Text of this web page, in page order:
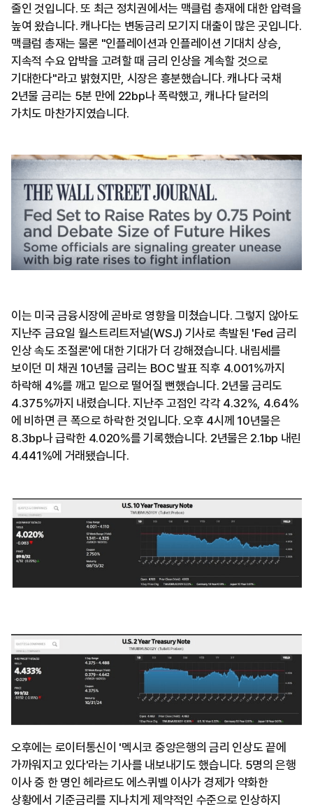
줄인 것입니다. 또 최근 정치권에서는 맥클럼 총재에 대한 압력을
높여 왔습니다. 캐나다는 변동금리 모기지 대출이 많은 곳입니다.
맥클럼 총재는 물론 "인플레이션과 인플레이션 기대치 상승,
지속적 수요 압박을 고려할 때 금리 인상을 계속할 것으로
기대한다"라고 밝혔지만, 시장은 흥분했습니다. 캐나다 국채
2년물 금리는 5분 만에 22bp나 폭락했고, 캐나다 달러의
가치도 마찬가지였습니다.
이는 미국 금융시장에 곧바로 영향을 미쳤습니다. 그렇지 않아도
지난주 금요일 월스트리트저널(WSJ) 기사로 촉발된 'Fed 금리
인상 속도 조절론'에 대한 기대가 더 강해졌습니다. 내림세를
보이던 미 채권 10년물 금리는 BOC 발표 직후 4.001%까지
하락해 4%를 깨고 밑으로 떨어질 뻔했습니다. 2년물 금리도
4.375%까지 내렸습니다. 지난주 고점인 각각 4.32%, 4.64%
에 비하면 큰 폭으로 하락한 것입니다. 오후 4시께 10년물은
8.3bp나 급락한 4.020%를 기록했습니다. 2년물은 2.1bp 내린
4.441%에 거래됐습니다.
오후에는 로이터통신이 '멕시코 중앙은행의 금리 인상도 끝에
가까워지고 있다'라는 기사를 내보내기도 했습니다. 5명의 은행
이사 중 한 명인 헤라르도 에스퀴벨 이사가 경제가 약화한
상황에서 기준금리를 지나치게 제약적인 수준으로 인상하지